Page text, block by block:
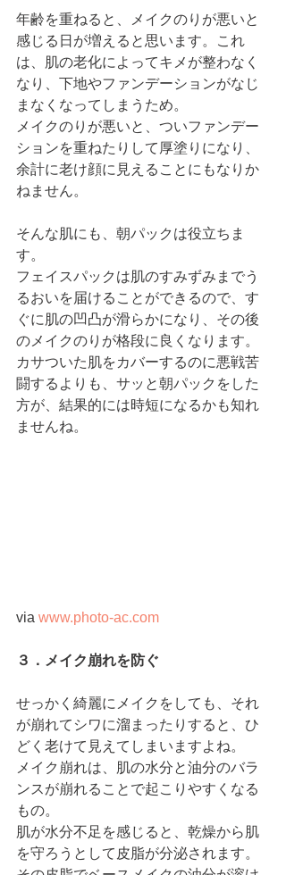
年齢を重ねると、メイクのりが悪いと
感じる日が増えると思います。これ
は、肌の老化によってキメが整わなく
なり、下地やファンデーションがなじ
まなくなってしまうため。
メイクのりが悪いと、ついファンデー
ションを重ねたりして厚塗りになり、
余計に老け顔に見えることにもなりか
ねません。
そんな肌にも、朝パックは役立ちま
す。
フェイスパックは肌のすみずみまでう
るおいを届けることができるので、す
ぐに肌の凹凸が滑らかになり、その後
のメイクのりが格段に良くなります。
カサついた肌をカバーするのに悪戦苦
闘するよりも、サッと朝パックをした
方が、結果的には時短になるかも知れ
ませんね。
via www.photo-ac.com
３．メイク崩れを防ぐ
せっかく綺麗にメイクをしても、それ
が崩れてシワに溜まったりすると、ひ
どく老けて見えてしまいますよね。
メイク崩れは、肌の水分と油分のバラ
ンスが崩れることで起こりやすくなる
もの。
肌が水分不足を感じると、乾燥から肌
を守ろうとして皮脂が分泌されます。